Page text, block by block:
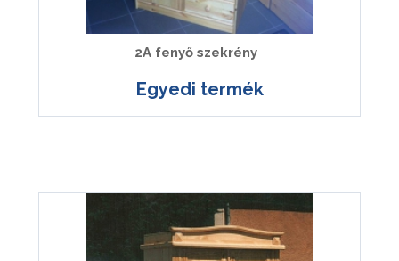
2A fenyő szekrény
Egyedi termék